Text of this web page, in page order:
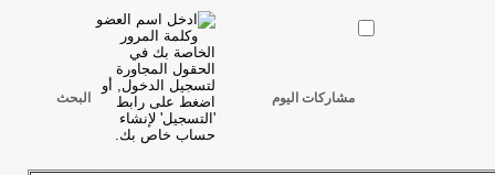
مشاركات اليوم البحث